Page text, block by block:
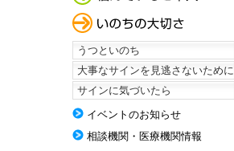
うつといのち
大事なサインを見逃さないために
サインに気づいたら
イベントのお知らせ
相談機関・医療機関情報